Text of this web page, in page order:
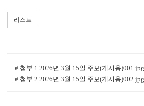
리스트
# 첨부 1.2026년 3월 15일 주보(게시용)001.jpg
# 첨부 2.2026년 3월 15일 주보(게시용)002.jpg